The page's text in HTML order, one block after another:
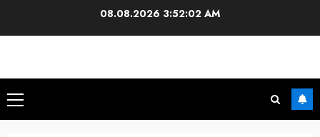
08.08.2026 3:52:03 AM
Primary
Menu